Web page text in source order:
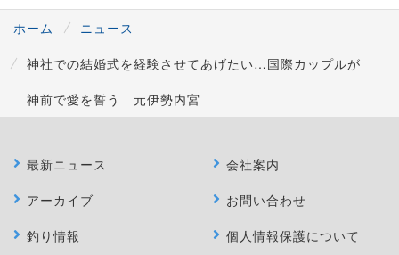
ホーム
ニュース
神社での結婚式を経験させてあげたい…国際カップルが
神前で愛を誓う 元伊勢内宮
最新ニュース
アーカイブ
釣り情報
会社案内
お問い合わせ
個人情報保護について